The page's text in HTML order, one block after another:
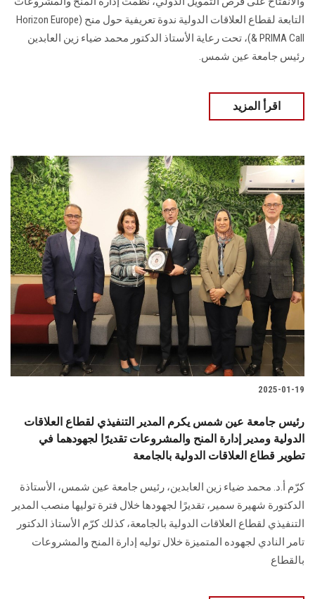
التابعة لقطاع العلاقات الدولية ندوة تعريفية حول منح (Horizon Europe
& PRIMA Call)، تحت رعاية الأستاذ الدكتور محمد ضياء زين العابدين
رئيس جامعة عين شمس.
اقرأ المزيد
2025-01-19
رئيس جامعة عين شمس يكرم المدير التنفيذي لقطاع العلاقات
الدولية ومدير إدارة المنح والمشروعات تقديرًا لجهودهما في
تطوير قطاع العلاقات الدولية بالجامعة
كرّم أ.د. محمد ضياء زين العابدين، رئيس جامعة عين شمس، الأستاذة
الدكتورة ‏شهيرة سمير، تقديرًا لجهودها خلال فترة توليها منصب المدير
التنفيذي لقطاع العلاقات الدولية ‏بالجامعة، كذلك كرّم الأستاذ الدكتور
تامر النادي لجهوده المتميزة خلال توليه إدارة المنح ‏والمشروعات
بالقطاع